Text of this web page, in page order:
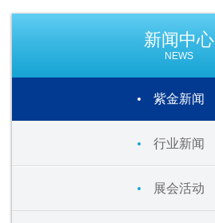
新闻中心
NEWS
紫金新闻
行业新闻
展会活动